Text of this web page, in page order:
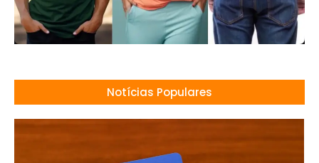
Notícias Populares